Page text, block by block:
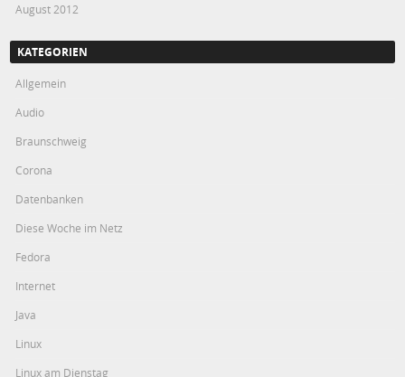
August 2012
KATEGORIEN
Allgemein
Audio
Braunschweig
Corona
Datenbanken
Diese Woche im Netz
Fedora
Internet
Java
Linux
Linux am Dienstag